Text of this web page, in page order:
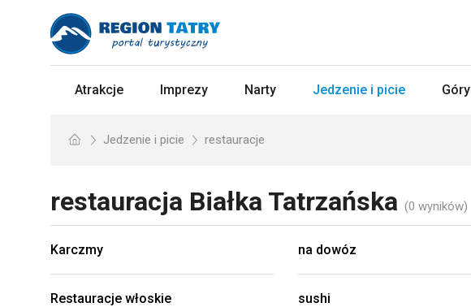
Atrakcje Imprezy Narty Jedzenie i picie Góry
Jedzenie i picie restauracje
restauracja Białka Tatrzańska (0 wyników)
Karczmy na dowóz
Restauracje włoskie sushi